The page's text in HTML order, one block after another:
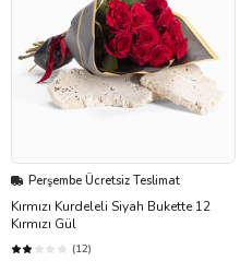
Perşembe Ücretsiz Teslimat
Kırmızı Kurdeleli Siyah Bukette 12
Kırmızı Gül
(12)